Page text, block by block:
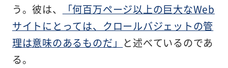
う。彼は、
「何百万ページ以上の巨大なWeb
サイトにとっては、クロールバジェットの管
理は意味のあるものだ」 と述べているのであ
る。